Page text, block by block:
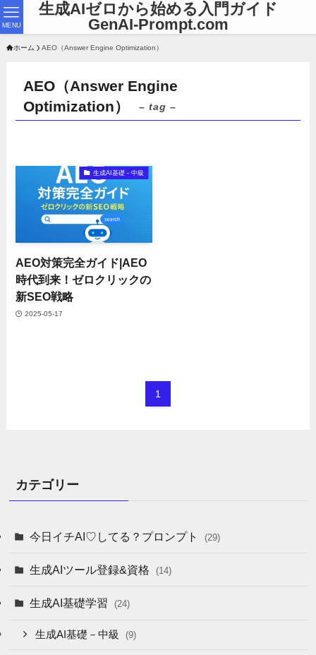
生成AIゼロから始める入門ガイド
GenAI-Prompt.com
MENU
ホーム AEO（Answer Engine Optimization）
AEO（Answer Engine
Optimization）
– tag –
生成AI基礎－中級
AEO対策完全ガイド|AEO
時代到来！ゼロクリックの
新SEO戦略
2025-05-17
1
カテゴリー
今日イチAI♡してる？プロンプト (29)
生成AIツール登録&資格 (14)
生成AI基礎学習 (24)
生成AI基礎－中級 (9)